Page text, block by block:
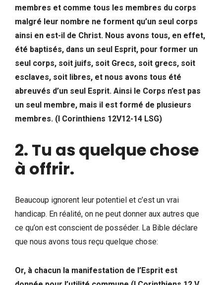
membres et comme tous les membres du corps
malgré leur nombre ne forment qu’un seul corps
ainsi en est-il de Christ. Nous avons tous, en effet,
été baptisés, dans un seul Esprit, pour former un
seul corps, soit juifs, soit Grecs, soit grecs, soit
esclaves, soit libres, et nous avons tous été
abreuvés d’un seul Esprit. Ainsi le Corps n’est pas
un seul membre, mais il est formé de plusieurs
membres. (I Corinthiens 12V12-14 LSG)
2. Tu as quelque chose
à offrir.
Beaucoup ignorent leur potentiel et c’est un vrai
handicap. En réalité, on ne peut donner aux autres que
ce qu’on est conscient de posséder. La Bible déclare
que nous avons tous reçu quelque chose:
Or, à chacun la manifestation de l’Esprit est